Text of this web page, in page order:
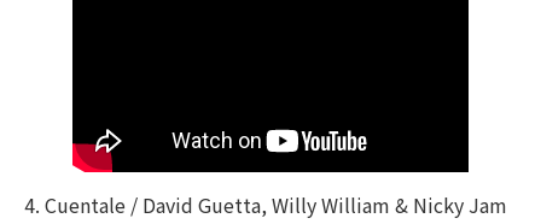
4. Cuentale / David Guetta, Willy William & Nicky Jam